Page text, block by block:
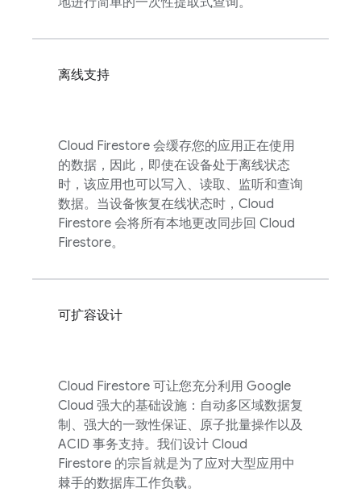
离线支持
Cloud Firestore 会缓存您的应用正在使用
的数据，因此，即使在设备处于离线状态
时，该应用也可以写入、读取、监听和查询
数据。当设备恢复在线状态时， Cloud
Firestore 会将所有本地更改同步回 Cloud
Firestore。
可扩容设计
Cloud Firestore 可让您充分利用 Google
Cloud 强大的基础设施：自动多区域数据复
制、强大的一致性保证、原子批量操作以及
ACID 事务支持。我们设计 Cloud
Firestore 的宗旨就是为了应对大型应用中
棘手的数据库工作负载。